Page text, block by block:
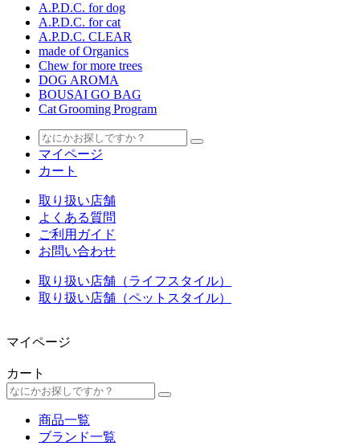
A.P.D.C. for dog
A.P.D.C. for cat
A.P.D.C. CLEAR
made of Organics
Chew for more trees
DOG AROMA
BOUSAI GO BAG
Cat Grooming Program
マイページ
カート
取り扱い店舗
よくある質問
ご利用ガイド
お問い合わせ
取り扱い店舗（ライフスタイル）
取り扱い店舗（ペットスタイル）
マイページ
カート
商品一覧
ブランド一覧